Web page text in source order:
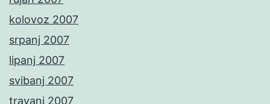
kolovoz 2007
srpanj 2007
lipanj 2007
svibanj 2007
travanj 2007